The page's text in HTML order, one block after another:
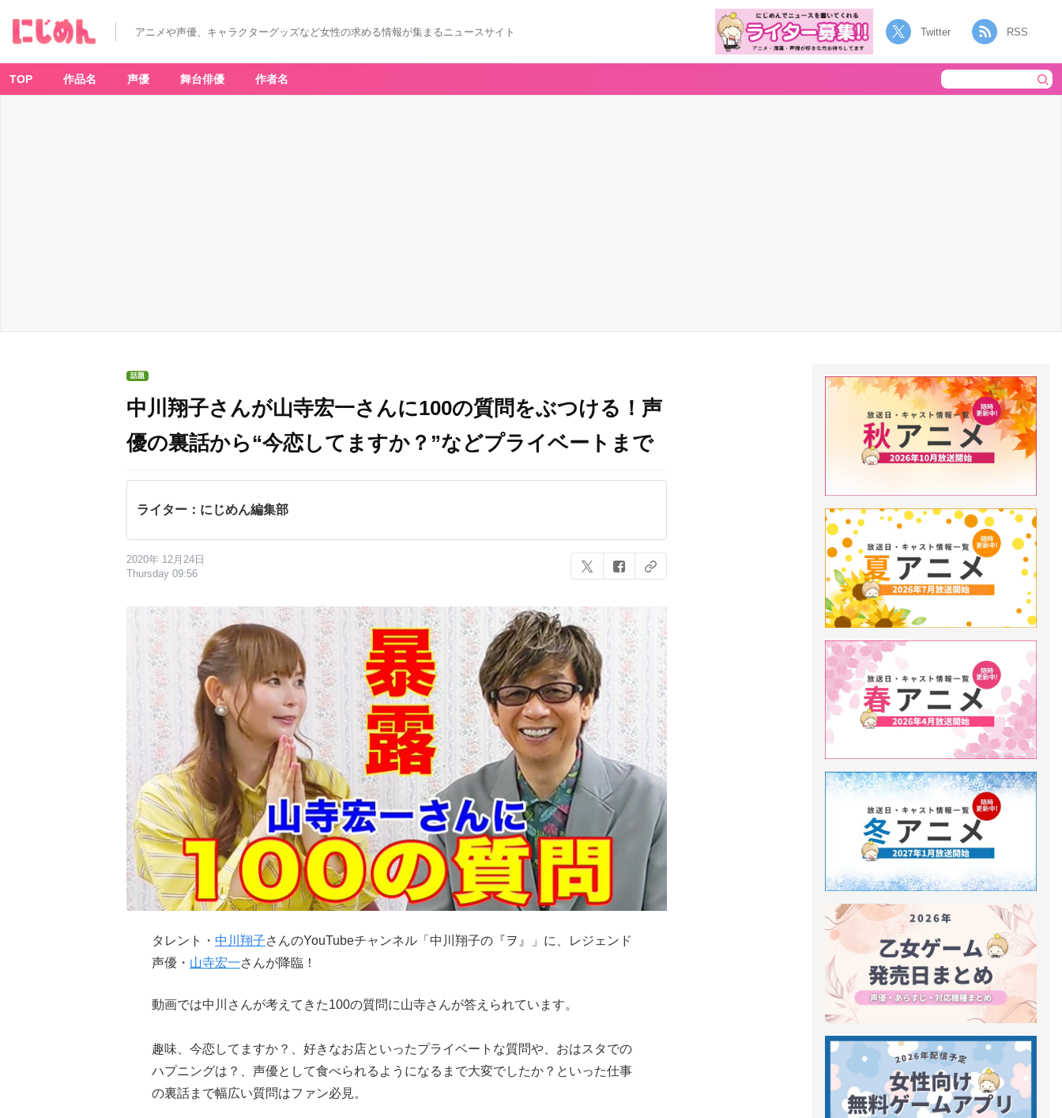
アニメや声優、キャラクターグッズなど女性の求める情報が集まるニュースサイト Twitter RSS
TOP 作品名 声優 舞台俳優 作者名
話題
中川翔子さんが山寺宏一さんに100の質問をぶつける！声
優の裏話から“今恋してますか？”などプライベートまで
ライター：にじめん編集部
2020年 12月24日
Thursday 09:56
タレント・ 中川翔子さんのYouTubeチャンネル「中川翔子の『ヲ』」に、レジェンド
声優・ 山寺宏一さんが降臨！
動画では中川さんが考えてきた100の質問に山寺さんが答えられています。
趣味、今恋してますか？、好きなお店といったプライベートな質問や、おはスタでの
ハプニングは？、声優として食べられるようになるまで大変でしたか？といった仕事
の裏話まで幅広い質問はファン必見。